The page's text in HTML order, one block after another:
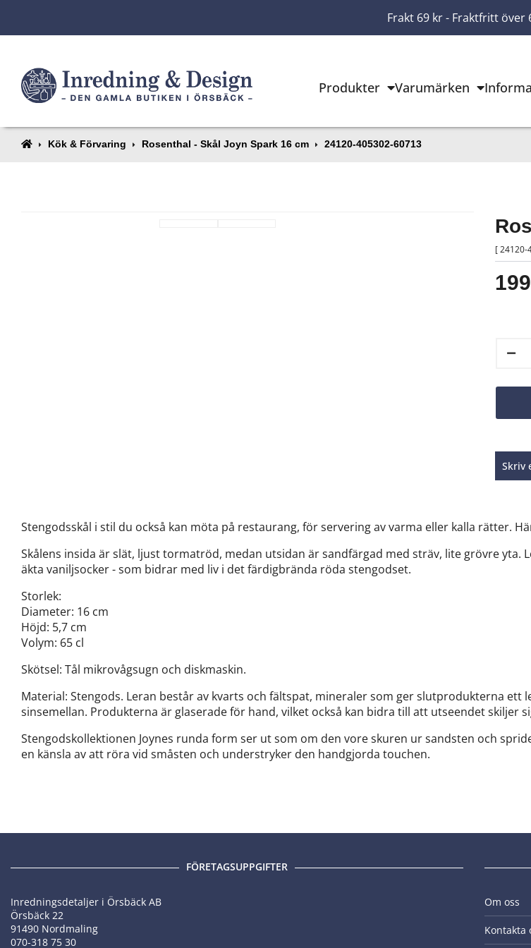
Frakt 69 kr - Fraktfritt över
Produkter Varumärken
Kök & Förvaring Rosenthal - Skål Joyn Spark 16 cm 24120-405302-60713
[ 24120-
Skriv
Stengodsskål i stil du också kan möta på restaurang, för servering av varma eller kalla rätter.
Skålens insida är slät, ljust tormatröd, medan utsidan är sandfärgad med sträv, lite grövre
äkta vaniljsocker - som bidrar med liv i det färdigbrända röda stengodset.
Storlek:
Diameter: 16 cm
Höjd: 5,7 cm
Volym: 65 cl
Skötsel: Tål mikrovågsugn och diskmaskin.
Material: Stengods. Leran består av kvarts och fältspat, mineraler som ger slutprodukterna
sinsemellan. Produkterna är glaserade för hand, vilket också kan bidra till att utseendet skiljer
Stengodskollektionen Joynes runda form ser ut som om den vore skuren ur sandsten och
en känsla av att röra vid småsten och understryker den handgjorda touchen.
FÖRETAGSUPPGIFTER
Inredningsdetaljer i Örsbäck AB
Örsbäck 22
91490 Nordmaling
070-318 75 30
Om oss
Kontakta